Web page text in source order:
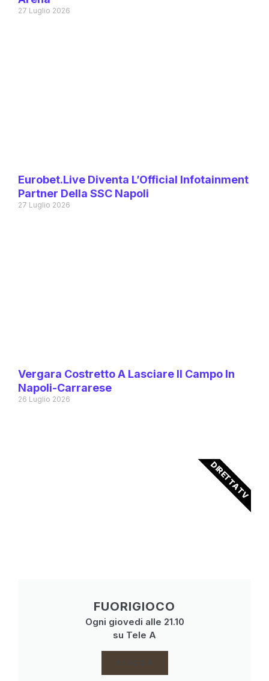
27 Luglio 2026
Eurobet.live Diventa L’Official Infotainment
Partner Della SSC Napoli
27 Luglio 2026
Vergara Costretto A Lasciare Il Campo In
Napoli-Carrarese
26 Luglio 2026
FUORIGIOCO
Ogni giovedi alle 21.10
su Tele A
CLICCA
DIRETTA TV